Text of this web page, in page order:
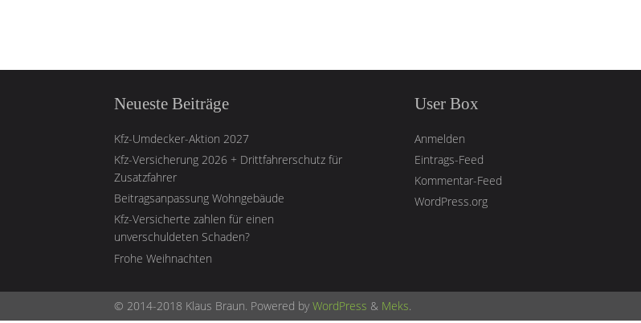
Neueste Beiträge
Kfz-Umdecker-Aktion 2027
Kfz-Versicherung 2026 + Drittfahrerschutz für
Zusatzfahrer
Beitragsanpassung Wohngebäude
Kfz-Versicherte zahlen für einen
unverschuldeten Schaden?
Frohe Weihnachten
User Box
Anmelden
Eintrags-Feed
Kommentar-Feed
WordPress.org
© 2014-2018 Klaus Braun. Powered byWordPress & Meks